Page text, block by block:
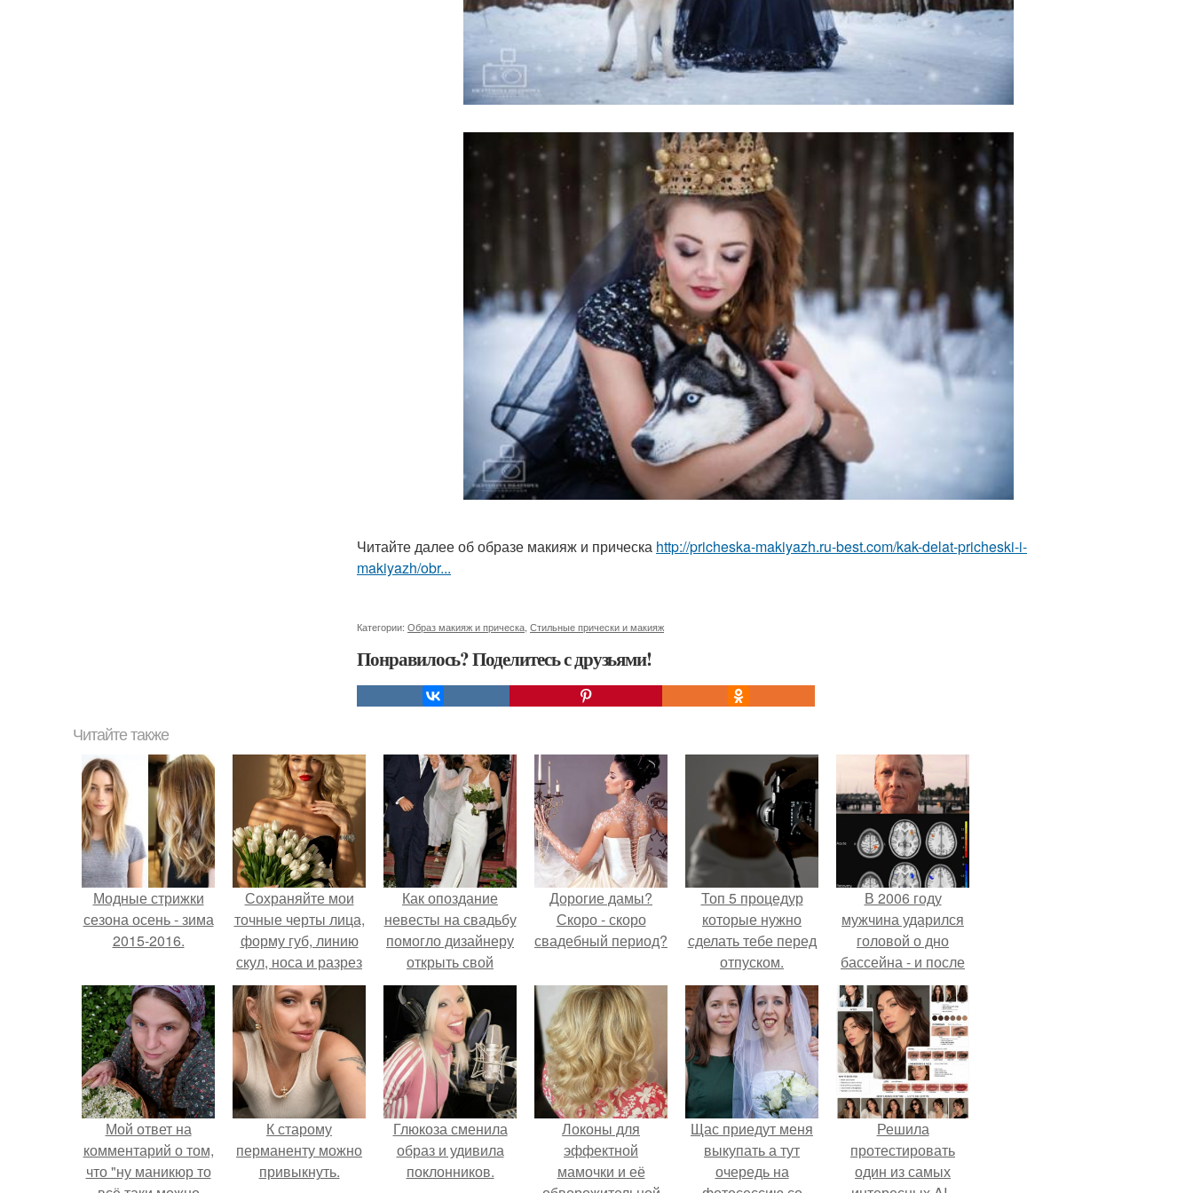
Читайте далее об образе макияж и прическа http://pricheska-makiyazh.ru-best.com/kak-delat-pricheski-i-
makiyazh/obr...
Категории: Образ макияж и прическа, Стильные прически и макияж
Понравилось? Поделитесь с друзьями!
Читайте также
Модные стрижки
сезона осень - зима
2015-2016.
Сохраняйте мои
точные черты лица,
форму губ, линию
скул, носа и разрез
глаз.
Как опоздание
невесты на свадьбу
помогло дизайнеру
открыть свой
бренд.
Дорогие дамы?
Скоро - скоро
свадебный период?
Топ 5 процедур
которые нужно
сделать тебе перед
отпуском.
В 2006 году
мужчина ударился
головой о дно
бассейна - и после
этого его жизнь
изменилась самым
странным образом.
Мой ответ на
комментарий о том,
что "ну маникюр то
К старому
перманенту можно
привыкнуть.
Глюкоза сменила
образ и удивила
поклонников.
Локоны для
эффектной
мамочки и её
Щас приедут меня
выкупать а тут
очередь на
Решила
протестировать
один из самых